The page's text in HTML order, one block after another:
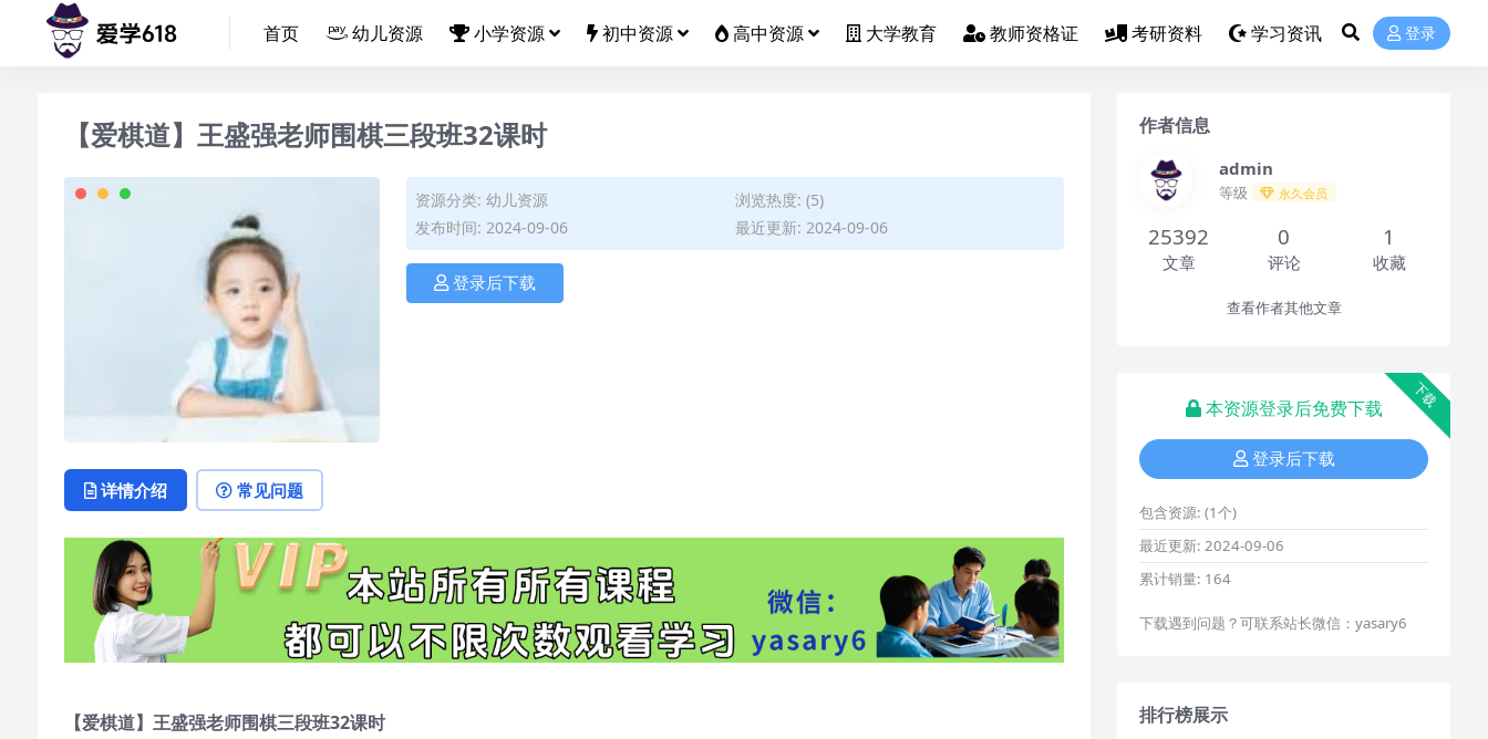
首页 幼儿资源 小学资源 初中资源 高中资源 大学教育 教师资格证 考研资料 学习资讯 登录
【爱棋道】王盛强老师围棋三段班32课时
资源分类: 幼儿资源
浏览热度: (5)
发布时间: 2024-09-06
最近更新: 2024-09-06
登录后下载
详情介绍 常见问题
【爱棋道】王盛强老师围棋三段班32课时
作者信息
admin
等级 永久会员
25392
文章
0
评论
1
收藏
查看作者其他文章
下载
本资源登录后免费下载
登录后下载
包含资源: (1个)
最近更新: 2024-09-06
累计销量: 164
下载遇到问题？可联系站长微信：yasary6
排行榜展示